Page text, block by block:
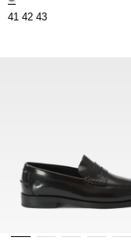
41 42 43